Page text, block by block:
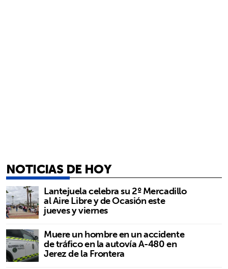
NOTICIAS DE HOY
Lantejuela celebra su 2º Mercadillo
al Aire Libre y de Ocasión este
jueves y viernes
Muere un hombre en un accidente
de tráfico en la autovía A-480 en
Jerez de la Frontera